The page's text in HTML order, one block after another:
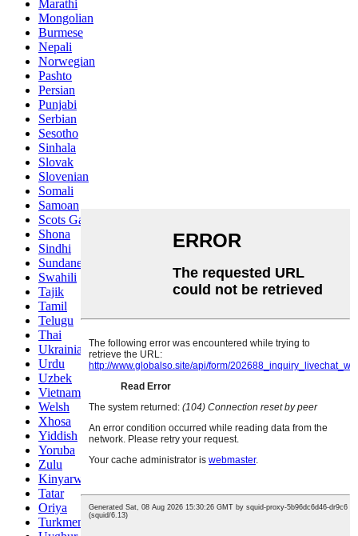
Marathi
Mongolian
Burmese
Nepali
Norwegian
Pashto
Persian
Punjabi
Serbian
Sesotho
Sinhala
Slovak
Slovenian
Somali
Samoan
Scots Gaelic
Shona
Sindhi
Sundanese
Swahili
Tajik
Tamil
Telugu
Thai
Ukrainian
Urdu
Uzbek
Vietnamese
Welsh
Xhosa
Yiddish
Yoruba
Zulu
Kinyarwanda
Tatar
Oriya
Turkmen